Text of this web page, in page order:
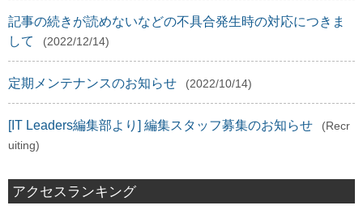
記事の続きが読めないなどの不具合発生時の対応につきま
して
(2022/12/14)
定期メンテナンスのお知らせ (2022/10/14)
[IT Leaders編集部より] 編集スタッフ募集のお知らせ
(Recr
uiting)
アクセスランキング